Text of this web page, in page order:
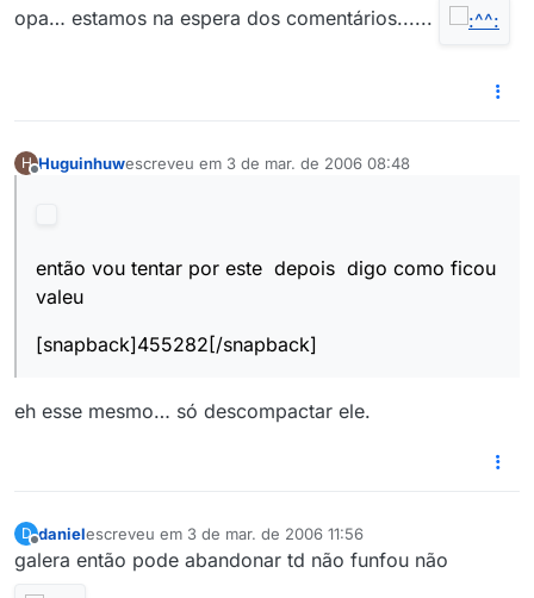
opa… estamos na espera dos comentários......
H Huguinhuwescreveu em 3 de mar. de 2006 08:48
última edição por
então vou tentar por este depois digo como ficou
valeu
[snapback]455282[/snapback]
eh esse mesmo… só descompactar ele.
D
Offline
danielescreveu em 3 de mar. de 2006 11:56
última edição por3 de mar. de 2006 06:57
galera então pode abandonar td não funfou não